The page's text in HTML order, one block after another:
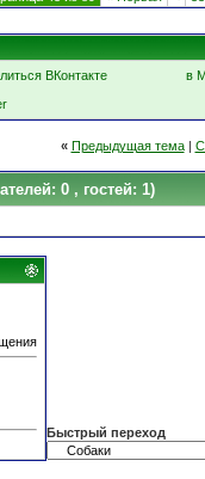
ВКонтакте
в
« Предыдущая тема|
0 , гостей: 1)
Быстрый переход